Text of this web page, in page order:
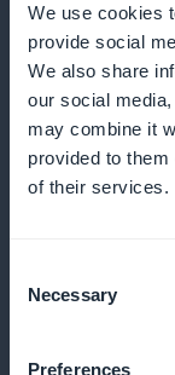
We use cookies
provide social
We also share
our social
may combine it
provided to
of their services.
Selection
Necessary
Preferences
Análise do
estratégias